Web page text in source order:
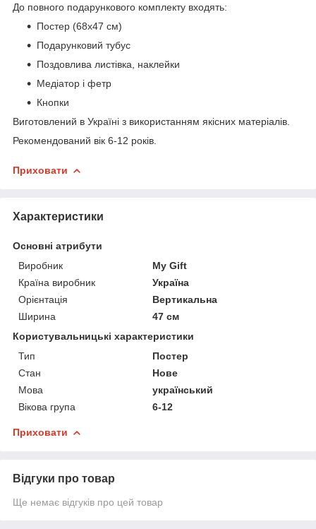
До повного подарункового комплекту входять:
Постер (68х47 см)
Подарунковий тубус
Поздовлива листівка, наклейки
Медіатор і фетр
Кнопки
Виготовлений в Україні з використанням якісних матеріалів.
Рекомендований вік 6-12 років.
Приховати
Характеристики
Основні атрибути
Виробник
My Gift
Країна виробник
Україна
Орієнтація
Вертикальна
Ширина
47 см
Користувальницькі характеристики
Тип
Постер
Стан
Нове
Мова
український
Вікова група
6-12
Приховати
Відгуки про товар
Ще немає відгуків про цей товар